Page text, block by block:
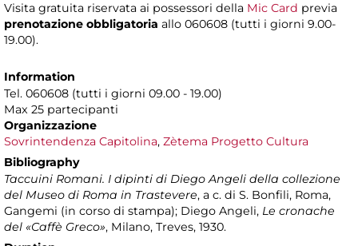
Visita gratuita riservata ai possessori della Mic Card previa
prenotazione obbligatoria allo 060608 (tutti i giorni 9.00-
19.00).
Information
Tel. 060608 (tutti i giorni 09.00 - 19.00)
Max 25 partecipanti
Organizzazione
Sovrintendenza Capitolina, Zètema Progetto Cultura
Bibliography
Taccuini Romani. I dipinti di Diego Angeli della collezione
del Museo di Roma in Trastevere, a c. di S. Bonfili, Roma,
Gangemi (in corso di stampa); Diego Angeli, Le cronache
del «Caffè Greco», Milano, Treves, 1930.